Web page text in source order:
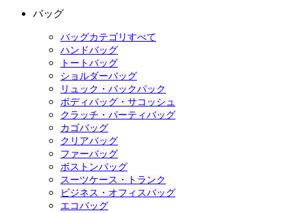
バッグ
バッグカテゴリすべて
ハンドバッグ
トートバッグ
ショルダーバッグ
リュック・バックパック
ボディバッグ・サコッシュ
クラッチ・パーティバッグ
カゴバッグ
クリアバッグ
ファーバッグ
ボストンバッグ
スーツケース・トランク
ビジネス・オフィスバッグ
エコバッグ